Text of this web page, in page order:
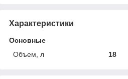
Характеристики
Основные
Объем, л
18